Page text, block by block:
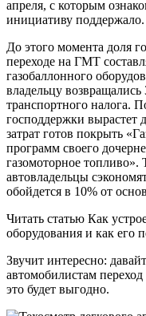
апреля, с которым
инициативу поддержало.
До этого момента доля
переходе на ГМТ
газобаллонного
владельцу возвращались
транспортного налога.
господдержки вырастет
затрат готов покрыть
программ своего
газомоторное топливо».
автовладельцы
обойдется в 10% от
Читать статью Как
оборудования и как его
Звучит интересно:
автомобилистам
это будет выгодно.